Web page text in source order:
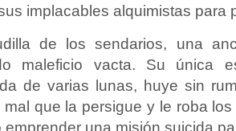
implacables alquimistas para
de los sendarios, una
maleficio vacta. Su única
de varias lunas, huye sin
mal que la persigue y le roba
emprender una misión suicida